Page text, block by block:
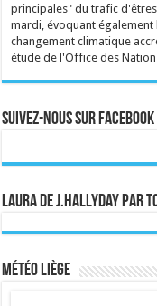
principales" du trafic
mardi, évoquant également
changement climatique
étude de l'Office des
Suivez-nous sur Facebook
Laura de J.Hallyday par
Météo Liège